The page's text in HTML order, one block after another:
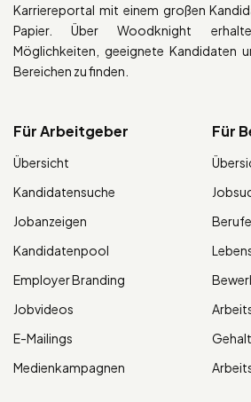
Karriereportal mit einem großen
Papier. Über Woodknight
Möglichkeiten, geeignete Kandidaten
Bereichen zu finden.
Für Arbeitgeber
Übersicht
Kandidatensuche
Jobanzeigen
Kandidatenpool
Employer Branding
Jobvideos
E-Mailings
Medienkampagnen
Für
Berufe
Gehalt